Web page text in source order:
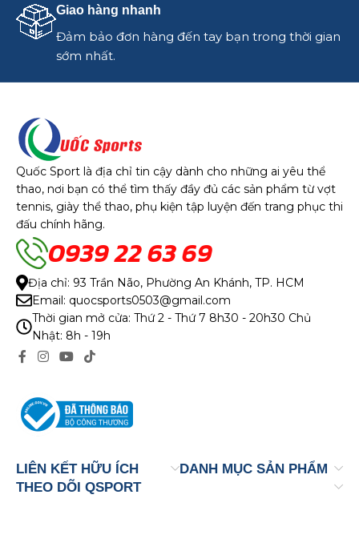
Giao hàng nhanh
Đảm bảo đơn hàng đến tay bạn trong thời gian
sớm nhất.
Quốc Sport là địa chỉ tin cậy dành cho những ai yêu thể
thao, nơi bạn có thể tìm thấy đầy đủ các sản phẩm từ vợt
tennis, giày thể thao, phụ kiện tập luyện đến trang phục thi
đấu chính hãng.
0939 22 63 69
Địa chỉ: 93 Trần Não, Phường An Khánh, TP. HCM
Email: quocsports0503@gmail.com
Thời gian mở cửa: Thứ 2 - Thứ 7 8h30 - 20h30 Chủ
Nhật: 8h - 19h
LIÊN KẾT HỮU ÍCH
DANH MỤC SẢN PHẨM
THEO DÕI QSPORT